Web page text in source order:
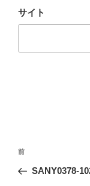
サイト
投
ナ
前
の
前
SANY0378-